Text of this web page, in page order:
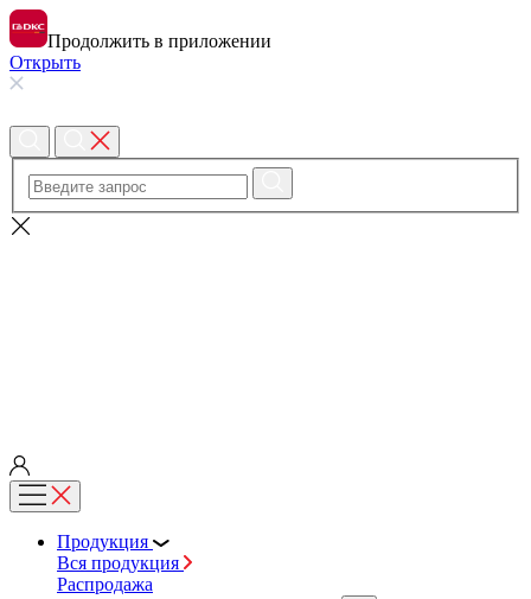
Продолжить в приложении
Открыть
Продукция
Вся продукция
Распродажа